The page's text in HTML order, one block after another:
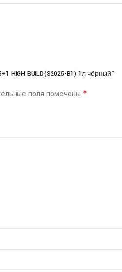
HIGH BUILD(S2025-B1) 1л чёрный”
поля помечены *